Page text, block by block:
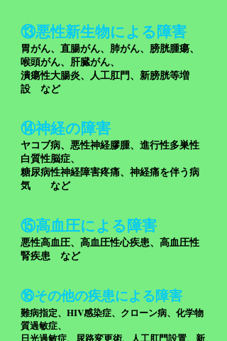
⑬悪性新生物による障害
胃がん、直腸がん、肺がん、膀胱腫瘍、
喉頭がん、肝臓がん、
潰瘍性大腸炎、人工肛門、新膀胱等増
設 など
⑭神経の障害
​ヤコブ病、悪性神経膠腫、進行性多巣性
白質性脳症、
糖尿病性神経障害疼痛、神経痛を伴う病
気 など
⑮高血圧による障害
悪性高血圧、高血圧性心疾患、高血圧性
腎疾患 など
⑯その他の疾患による障害
難病指定、 HIV感染症、クローン病、化学物
質過敏症、
日光過敏症、尿路変更術、人工肛門設置、新